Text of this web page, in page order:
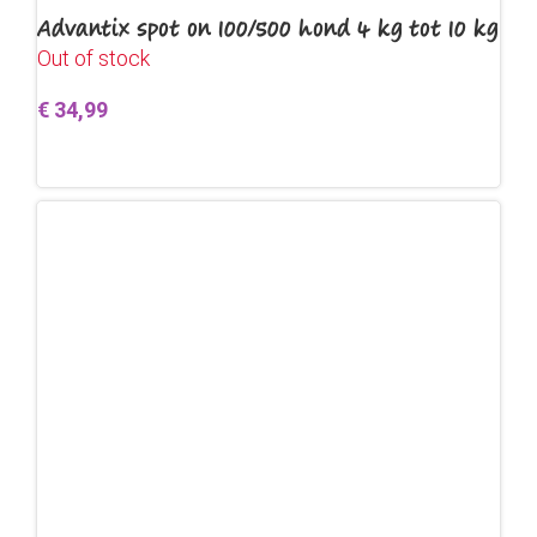
Advantix spot on 100/500 hond 4 kg tot 10 kg
Out of stock
€ 34,99